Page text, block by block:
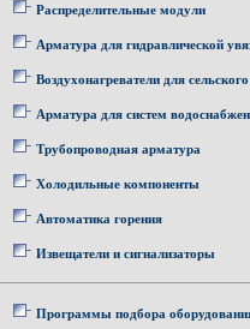
Распределительные модули
Арматура для гидравлической
Воздухонагреватели для
Арматура для систем
Трубопроводная арматура
Холодильные компоненты
Автоматика горения
Извещатели и сигнализаторы
Программы подбора